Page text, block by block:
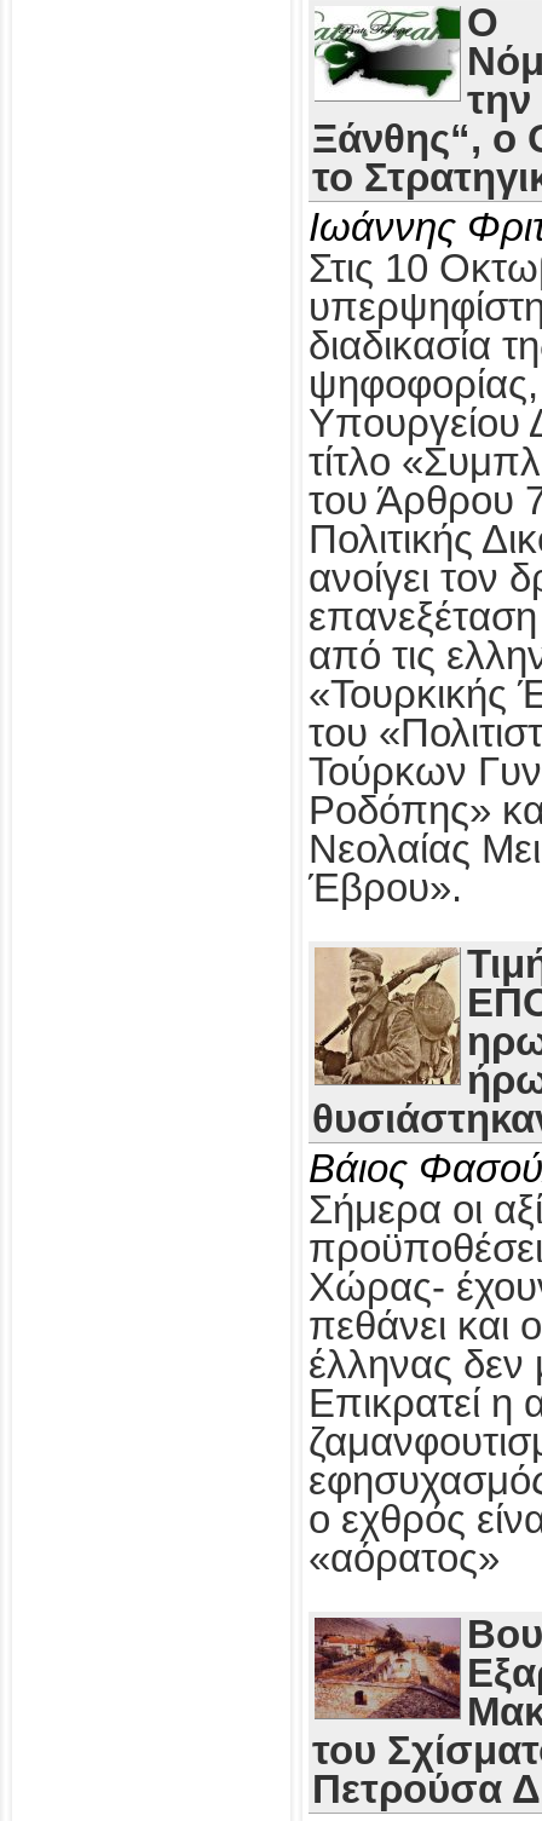
Ο
Ξάνθης“, ο
το
Ιωάννης
Στις 10
διαδικασία
Υπουργείου
τίτλο
του Άρθρου
Πολιτικής
ανοίγει τον
από τις
«Τουρκικής
του
Τούρκων
Ροδόπης»
Νεολαίας
Έβρου».
Βάιος
Σήμερα οι
Χώρας-
πεθάνει και
έλληνας δεν
Επικρατεί η
ο εχθρός
«αόρατος»
του
Πετρούσα